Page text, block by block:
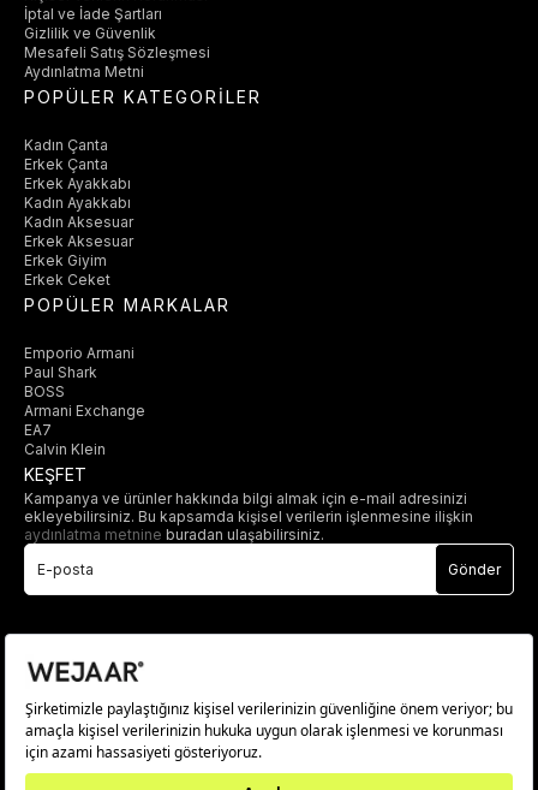
İptal ve İade Şartları
Gizlilik ve Güvenlik
Mesafeli Satış Sözleşmesi
Aydınlatma Metni
POPÜLER KATEGORİLER
Kadın Çanta
Erkek Çanta
Erkek Ayakkabı
Kadın Ayakkabı
Kadın Aksesuar
Erkek Aksesuar
Erkek Giyim
Erkek Ceket
POPÜLER MARKALAR
Emporio Armani
Paul Shark
BOSS
Armani Exchange
EA7
Calvin Klein
KEŞFET
Kampanya ve ürünler hakkında bilgi almak için e-mail adresinizi
ekleyebilirsiniz. Bu kapsamda kişisel verilerin işlenmesine ilişkin
aydınlatma metnine buradan ulaşabilirsiniz.
Gönder
© 2025 wejaar.com.tr. tüm hakları saklıdır.